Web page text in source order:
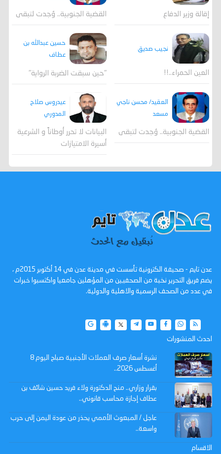
إقالة وزير الدفاع القضية الجنوبية.. وُجدت لتبقى
نجيب صديق
العين الحمراء..!!
حسين عبدالله بن
عطاف
"حين سبقت الضربة الرواية"
العقيد/ محسن ناجي
مسعد
القضية الجنوبية.. وُجدت لتبقى
عيدروس صلاح
المدوري
البيانات لا تحرر أوطاناً و الشرعية
أسيرة الامتيازات
عدن تايم - صحيفة الكترونية تأسست في مدينة عدن في 14 أكتوبر 2015م ،
يضم فريق التحرير نخبة من الصحفيين من المؤهلين جامعيا واكتسبوا خبرات
في عدد من الصحف الرسمية والاهلية والدولية.
احدث المنشورات
نشرة أسعار صرف العملات الأجنبية صباح اليوم 8
أغسطس 2026..
بقرار وزاري.. منح الدكتورة ولاء فريد حسين شائف بن
عطاف إجازة محاسب قانوني..
عاجل / المبعوث الأممي يحذر من عودة اليمن إلى حرب
واسعة..
الاقسام